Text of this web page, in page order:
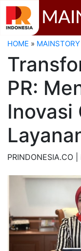
HOME » MAINSTORY
PR:
Inovasi
PRINDONESIA.CO